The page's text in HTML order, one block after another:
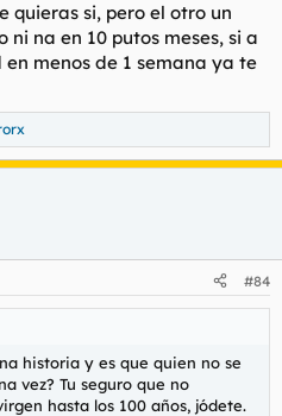
quieras si, pero el otro un
na en 10 putos meses, si a
menos de 1 semana ya te
#84
historia y es que quien no se
vez? Tu seguro que no
hasta los 100 años, jódete.